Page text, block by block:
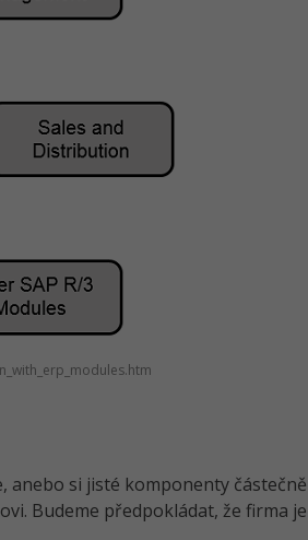
si jisté komponenty částečně
Budeme předpokládat, že firma je